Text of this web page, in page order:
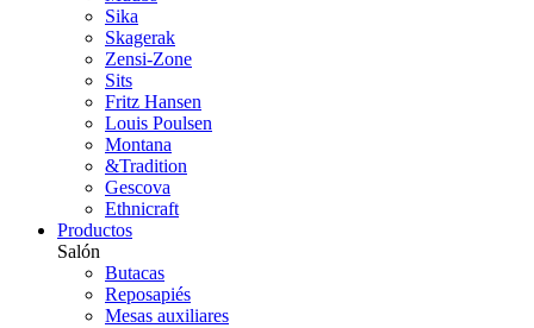
Sika
Skagerak
Zensi-Zone
Sits
Fritz Hansen
Louis Poulsen
Montana
&Tradition
Gescova
Ethnicraft
Productos
Salón
Butacas
Reposapiés
Mesas auxiliares